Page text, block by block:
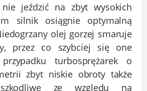
jeździć na zbyt wysokich
silnik osiągnie optymalną
olej gorzej smaruje
przez co szybciej się one
turbosprężarek o
zbyt niskie obroty także
ze względu na